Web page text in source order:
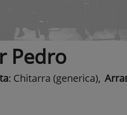
Pedro
: Chitarra (generica),